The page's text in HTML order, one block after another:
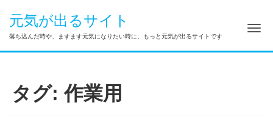
元気が出るサイト
落ち込んだ時や、ますます元気になりたい時に、もっと元気が出るサイトです
ナ
タグ:作業用